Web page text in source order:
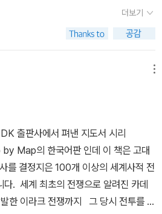
을 보고 알 수 있습니다.또 마라톤 전투
시아군을 삼면에서 포위하여 섬멸시
군은 끔찍한 공포를 느꼈을 것 같습니
300전사가 수십만의 페르시아군과
걸로 보았는데그리스동맹군이 존재
가 페르시아군을 산뒷길로 인도하여 30
고 새로운 사실을 알게 되었습니다.알
아북부에서 벌인 이소스전투에서도 정
돌파하며 불리한 전황을 타개하고 다리
의 포위섬멸작전이 돋보입니다.주로
를 담은 것은 참 대단한 역량을 보여줬
다.​​서기 1000년 이전, 1000-1500년,
년부터 현재까지 ​이 책은 크게 이
루고 있다. 이 책에서는 각 시기에서 어
모습을 보여주고 있다. ​서기 100
다양한 무기와 기병이 도입되었다. 규
성했지만, 새로운 무기와 전술과 부대
생 세력의 도전을 끊임없이 받았다.​10
장을 지배했지만 영토
통해 이루어지는 경우가
), 최초의 화약 무기로 무장한 보병 중심
더보기
출판사에서 펴낸 지도서 시리
Map의 한국어판 인데 이 책은 고대
를 결정지은 100개 이상의 세계사적 전
다. 세계 최초의 전쟁으로 알려진 카데
한 이라크 전쟁까지 그 당시 전투를 생